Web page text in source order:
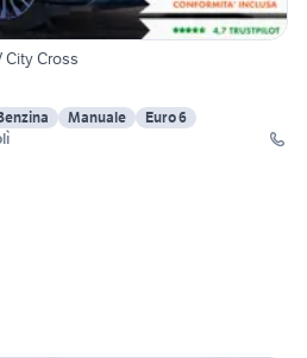
City Cross
Manuale
Euro 6